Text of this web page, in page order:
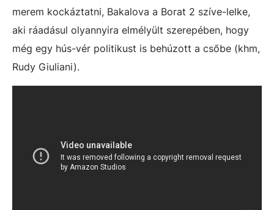
merem kockáztatni, Bakalova a Borat 2 szíve-lelke,
aki ráadásul olyannyira elmélyült szerepében, hogy
még egy hús-vér politikust is behúzott a csőbe (khm,
Rudy Giuliani).